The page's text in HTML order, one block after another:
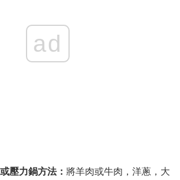
ad
壓力鍋方法： 將羊肉或牛肉，洋蔥，大